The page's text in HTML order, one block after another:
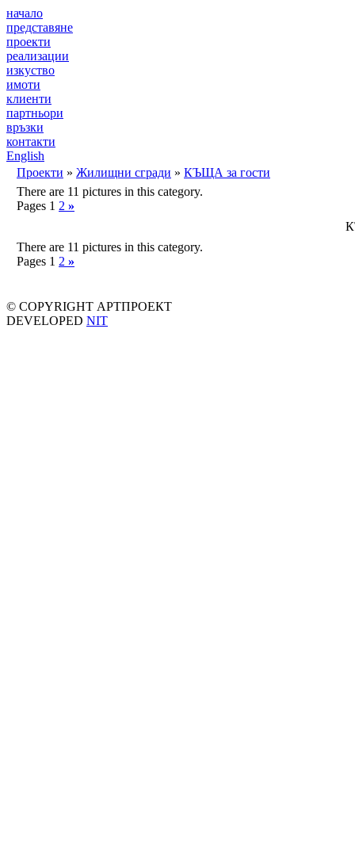
начало
представяне
проекти
реализации
изкуство
имоти
клиенти
партньори
връзки
контакти
English
Проекти » Жилищни сгради » КЪЩА за гости
There are 11 pictures in this category.
Pages 1 2 »
There are 11 pictures in this category.
Pages 1 2 »
© COPYRIGHT АРТПРОЕКТ
DEVELOPED NIT